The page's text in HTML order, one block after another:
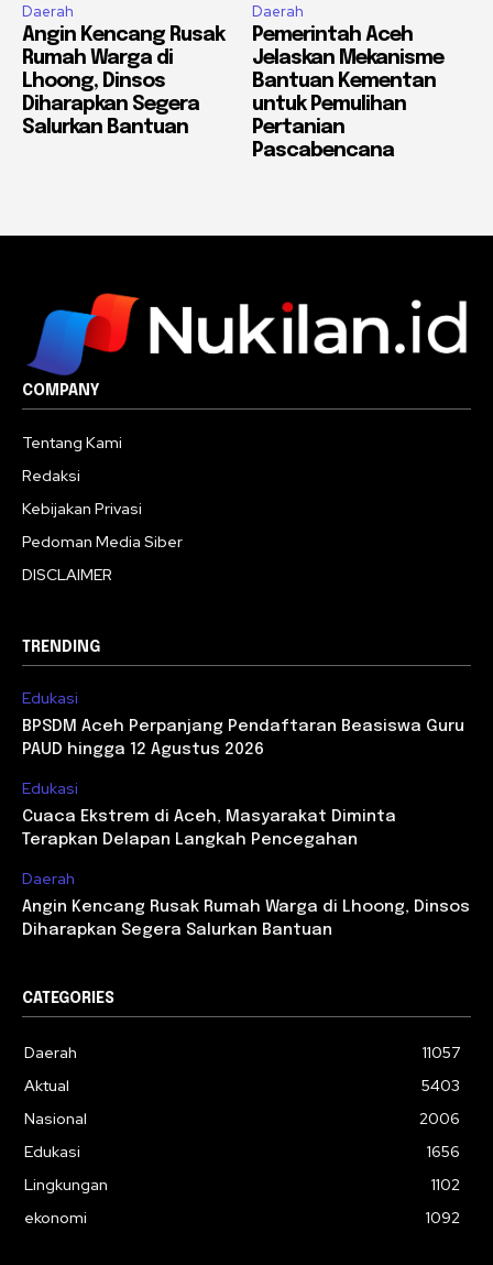
Daerah
Angin Kencang Rusak
Rumah Warga di
Lhoong, Dinsos
Diharapkan Segera
Salurkan Bantuan
Daerah
Pemerintah Aceh
Jelaskan Mekanisme
Bantuan Kementan
untuk Pemulihan
Pertanian
Pascabencana
COMPANY
Tentang Kami
Redaksi
Kebijakan Privasi
Pedoman Media Siber
DISCLAIMER
TRENDING
Edukasi
BPSDM Aceh Perpanjang Pendaftaran Beasiswa Guru
PAUD hingga 12 Agustus 2026
Edukasi
Cuaca Ekstrem di Aceh, Masyarakat Diminta
Terapkan Delapan Langkah Pencegahan
Daerah
Angin Kencang Rusak Rumah Warga di Lhoong, Dinsos
Diharapkan Segera Salurkan Bantuan
CATEGORIES
Daerah
11057
Aktual
5403
Nasional
2006
Edukasi
1656
Lingkungan
1102
ekonomi
1092